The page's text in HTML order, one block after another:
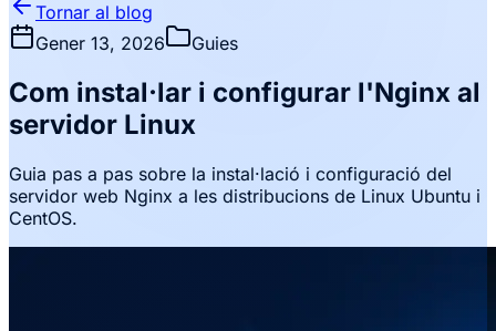
Tornar al blog
Gener 13, 2026
Guies
Com instal·lar i configurar l'Nginx al
servidor Linux
Guia pas a pas sobre la instal·lació i configuració del
servidor web Nginx a les distribucions de Linux Ubuntu i
CentOS.